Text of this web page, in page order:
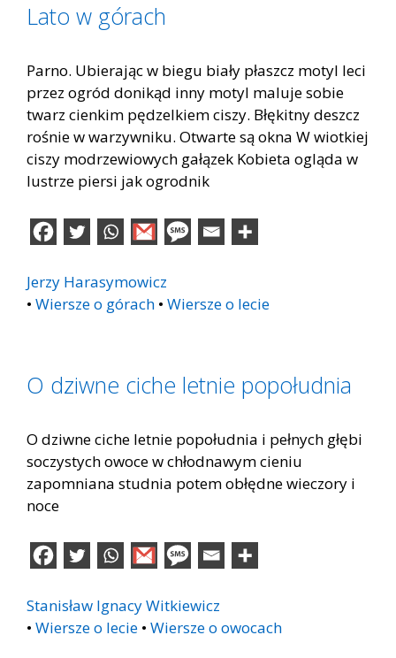
Lato w górach
Parno. Ubierając w biegu biały płaszcz motyl leci
przez ogród donikąd inny motyl maluje sobie
twarz cienkim pędzelkiem ciszy. Błękitny deszcz
rośnie w warzywniku. Otwarte są okna W wiotkiej
ciszy modrzewiowych gałązek Kobieta ogląda w
lustrze piersi jak ogrodnik
Jerzy Harasymowicz
• Wiersze o górach • Wiersze o lecie
O dziwne ciche letnie popołudnia
O dziwne ciche letnie popołudnia i pełnych głębi
soczystych owoce w chłodnawym cieniu
zapomniana studnia potem obłędne wieczory i
noce
Stanisław Ignacy Witkiewicz
• Wiersze o lecie • Wiersze o owocach